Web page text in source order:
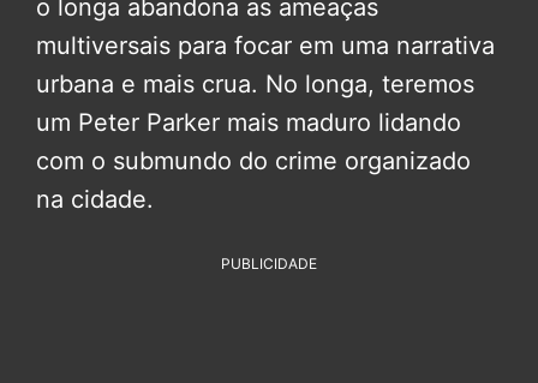
o longa abandona as ameaças
multiversais para focar em uma narrativa
urbana e mais crua. No longa, teremos
um Peter Parker mais maduro lidando
com o submundo do crime organizado
na cidade.
PUBLICIDADE